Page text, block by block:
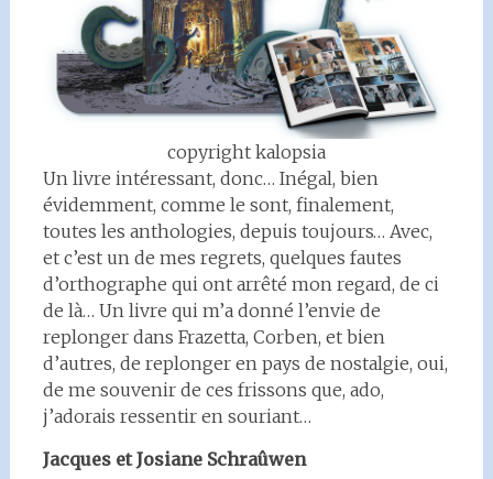
copyright kalopsia
Un livre intéressant, donc… Inégal, bien
évidemment, comme le sont, finalement,
toutes les anthologies, depuis toujours… Avec,
et c’est un de mes regrets, quelques fautes
d’orthographe qui ont arrêté mon regard, de ci
de là… Un livre qui m’a donné l’envie de
replonger dans Frazetta, Corben, et bien
d’autres, de replonger en pays de nostalgie, oui,
de me souvenir de ces frissons que, ado,
j’adorais ressentir en souriant…
Jacques et Josiane Schraûwen